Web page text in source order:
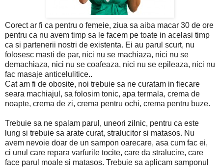
Corect ar fi ca pentru o femeie, ziua sa aiba macar 30 de ore
pentru ca nu avem timp sa le facem pe toate in acelasi timp
ca si partenerii nostri de existenta. Ei au parul scurt, nu
folosesc masti de par, nici nu se machiaza, nici nu se
demachiaza, nici nu se coafeaza, nici nu se epileaza, nici nu
fac masaje anticelulitice..
Cat am fi de obosite, noi trebuie sa ne curatam in fiecare
seara machiajul, sa folosim tonic, apa termala, crema de
noapte, crema de zi, crema pentru ochi, crema pentru buze.
Trebuie sa ne spalam parul, uneori zilnic, pentru ca este
lung si trebuie sa arate curat, stralucitor si matasos. Nu
avem nevoie doar de un sampon oarecare, asa cum fac ei,
ci unul care repara varfurile tocite, care da stralucire, care
face parul moale si matasos. Trebuie sa aplicam samponul